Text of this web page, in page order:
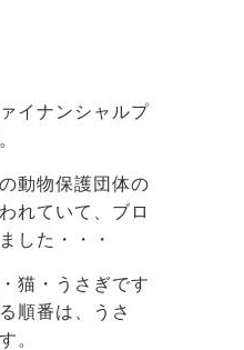
イナンシャルプ
動物保護団体の
れていて、ブロ
した・・・
猫・うさぎです
順番は、うさ
。